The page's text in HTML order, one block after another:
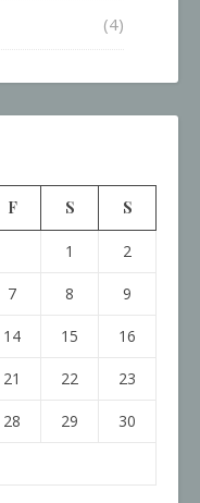
(4)
F S S
1 2
7 8 9
14 15 16
21 22 23
28 29 30